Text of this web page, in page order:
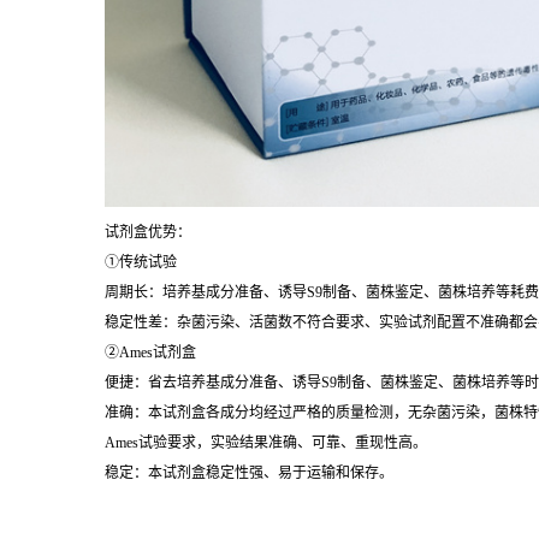
试剂盒优势：
①传统试验
周期长：培养基成分准备、诱导S9制备、菌株鉴定、菌株培养等耗
稳定性差：杂菌污染、活菌数不符合要求、实验试剂配置不准确都
②Ames试剂盒
便捷：省去培养基成分准备、诱导S9制备、菌株鉴定、菌株培养等
准确：本试剂盒各成分均经过严格的质量检测，无杂菌污染，菌株
Ames试验要求，实验结果准确、可靠、重现性高。
稳定：本试剂盒稳定性强、易于运输和保存。